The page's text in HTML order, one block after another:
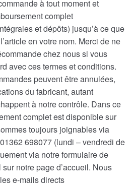
à tout moment et
complet
et dépôts) jusqu’à ce que
en votre nom. Merci de ne
chez nous si vous
avec ces termes et conditions.
peuvent être annulées,
du fabricant, autant
à notre contrôle. Dans ce
complet est disponible sur
toujours joignables via
698077 (lundi – vendredi de
via notre formulaire de
notre page d’accueil. Nous
e-mails directs